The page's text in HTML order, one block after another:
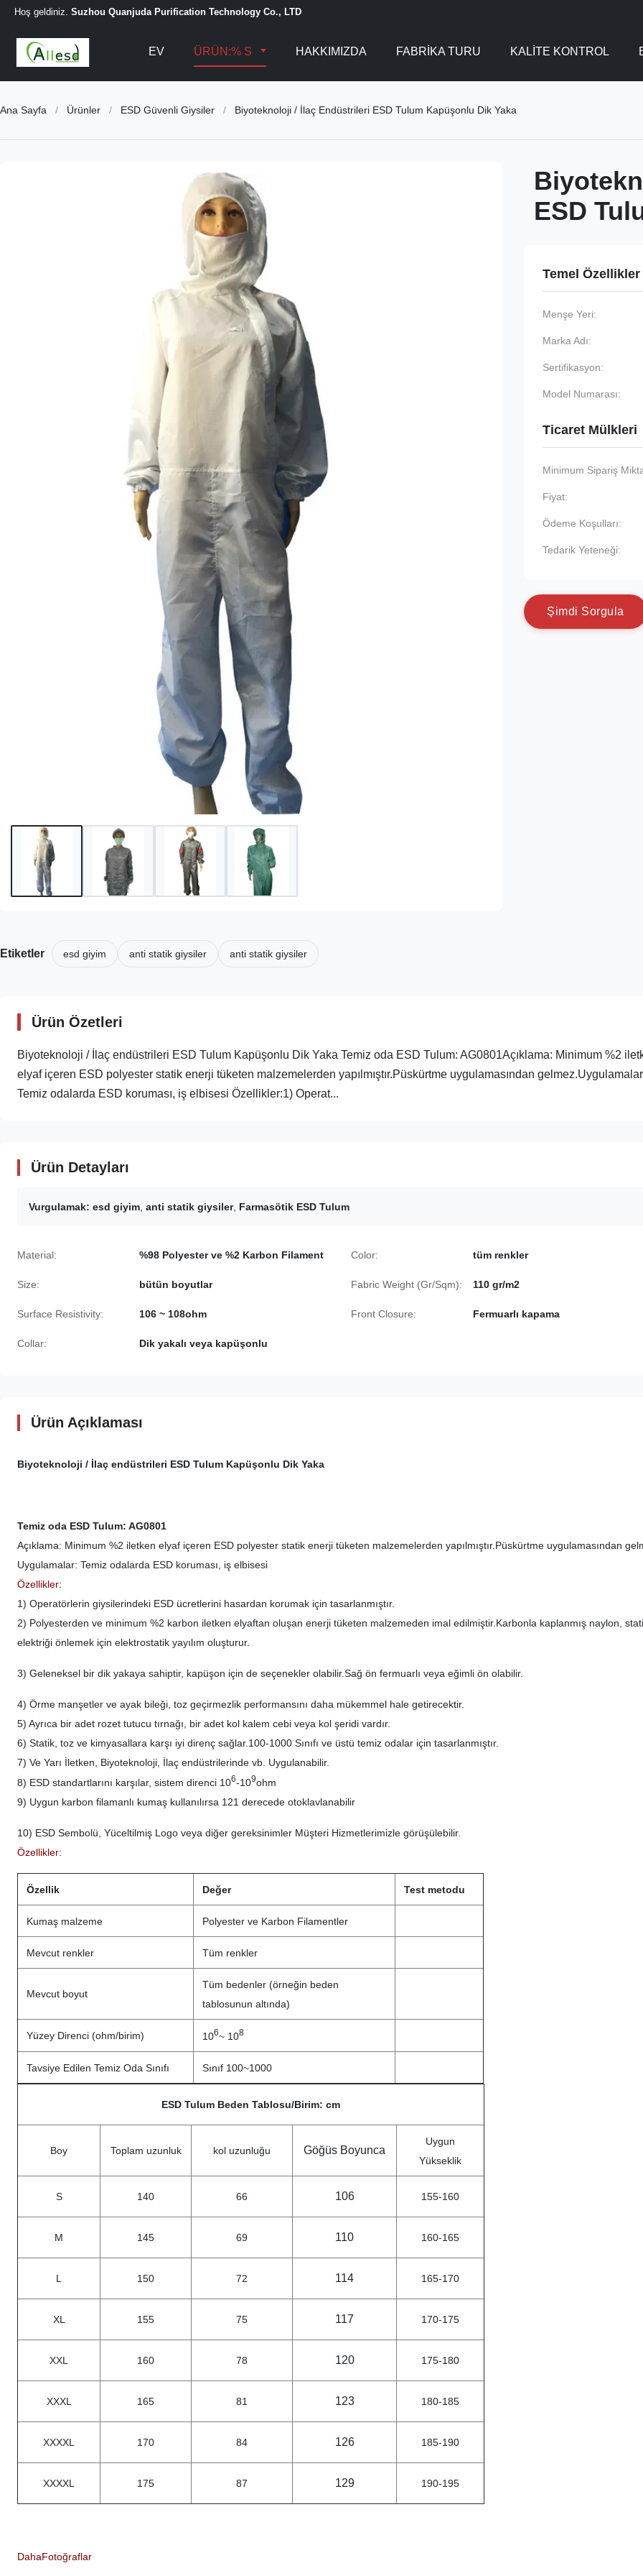
Hoş geldiniz. Suzhou Quanjuda Purification Technology Co., LTD
EV ÜRÜN:% S HAKKIMIZDA FABRIKA TURU KALITE KONTROL
Ana Sayfa / Ürünler / ESD Güvenli Giysiler / Biyoteknoloji / İlaç Endüstrileri ESD Tulum Kapüşonlu Dik Yaka
ESD
Temel Özellikler
Menşe Yeri:
Marka Adı:
Sertifikasyon:
Model Numarası:
Ticaret Mülkleri
Minimum Sipariş
Fiyat:
Ödeme Koşulları:
Tedarik Yeteneği:
Şimdi Sorgu a
Etiketler esd giyim anti statik giysiler anti statik giysiler
Ürün Özetleri
Biyoteknoloji / İlaç endüstrileri ESD Tulum Kapüşonlu Dik Yaka Temiz oda ESD Tulum: AG0801Açıklama: Minimum %2
elyaf içeren ESD polyester statik enerji tüketen malzemelerden yapılmıştır.Püskürtme uygulamasından
Temiz odalarda ESD koruması, iş elbisesi Özellikler:1) Operat...
Ürün Detayları
Vurgulamak: esd giyim, anti statik giysiler, Farmasötik ESD Tulum
Material: %98 Polyester ve %2 Karbon Filament Color: tüm renkler
Size: bütün boyutlar Fabric Weight (Gr/Sqm): 110 gr/m2
Surface Resistivity: 106 ~ 108ohm Front Closure: Fermuarlı kapama
Collar: Dik yakalı veya kapüşonlu
Ürün Açıklaması
Biyoteknoloji / İlaç endüstrileri ESD Tulum Kapüşonlu Dik Yaka
Temiz oda ESD Tulum: AG0801
Açıklama: Minimum %2 iletken elyaf içeren ESD polyester statik enerji tüketen malzemelerden yapılmıştır.Püskürtme uygulamasından
Uygulamalar: Temiz odalarda ESD koruması, iş elbisesi
Özellikler:
1) Operatörlerin giysilerindeki ESD ücretlerini hasardan korumak için tasarlanmıştır.
2) Polyesterden ve minimum %2 karbon iletken elyaftan oluşan enerji tüketen malzemeden imal edilmiştir.Karbonla kaplanmış naylon,
elektriği önlemek için elektrostatik yayılım oluşturur.
3) Geleneksel bir dik yakaya sahiptir, kapüşon için de seçenekler olabilir.Sağ ön fermuarlı veya eğimli ön olabilir.
4) Örme manşetler ve ayak bileği, toz geçirmezlik performansını daha mükemmel hale getirecektir.
5) Ayrıca bir adet rozet tutucu tırnağı, bir adet kol kalem cebi veya kol şeridi vardır.
6) Statik, toz ve kimyasallara karşı iyi direnç sağlar.100-1000 Sınıfı ve üstü temiz odalar için tasarlanmıştır.
7) Ve Yarı İletken, Biyoteknoloji, İlaç endüstrilerinde vb. Uygulanabilir.
8) ESD standartlarını karşılar, sistem direnci 106-109ohm
9) Uygun karbon filamanlı kumaş kullanılırsa 121 derecede otoklavlanabilir
10) ESD Sembolü, Yüceltilmiş Logo veya diğer gereksinimler Müşteri Hizmetlerimizle görüşülebilir.
Özellikler:
Özellik Değer Test metodu
Kumaş malzeme Polyester ve Karbon Filamentler
Mevcut renkler Tüm renkler
Mevcut boyut
Tüm bedenler (örneğin beden
tablosunun altında)
Yüzey Direnci (ohm/birim) 106~ 108
Tavsiye Edilen Temiz Oda Sınıfı Sınıf 100~1000
ESD Tulum Beden Tablosu/Birim: cm
Boy Toplam uzunluk kol uzunluğu Göğüs Boyunca
Uygun
Yükseklik
S 140 66 106 155-160
M 145 69 110 160-165
L 150 72 114 165-170
XL 155 75 117 170-175
XXL 160 78 120 175-180
XXXL 165 81 123 180-185
XXXXL 170 84 126 185-190
XXXXL 175 87 129 190-195
DahaFotoğraflar